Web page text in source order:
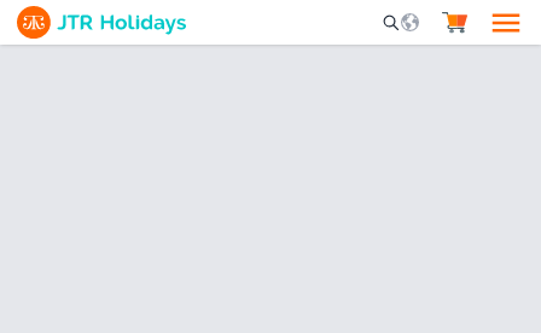
Mobile Search